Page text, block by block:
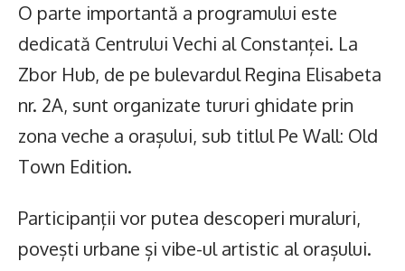
O parte importantă a programului este
dedicată Centrului Vechi al Constanței. La
Zbor Hub, de pe bulevardul Regina Elisabeta
nr. 2A, sunt organizate tururi ghidate prin
zona veche a orașului, sub titlul Pe Wall: Old
Town Edition.
Participanții vor putea descoperi muraluri,
povești urbane și vibe-ul artistic al orașului.